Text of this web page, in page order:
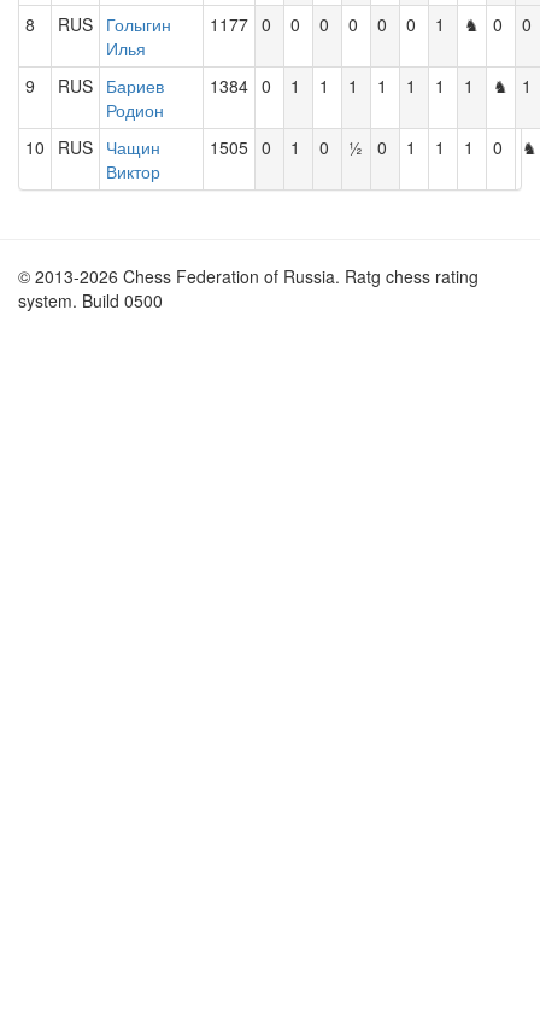
8 RUS Голыгин
Илья
1177 0 0 0 0 0 0 1 ♞ 0 0
9 RUS Бариев
Родион
1384 0 1 1 1 1 1 1 1 ♞ 1
10 RUS Чащин
Виктор
1505 0 1 0 ½ 0 1 1 1 0 ♞
© 2013-2026 Chess Federation of Russia. Ratg chess rating
system. Build 0500